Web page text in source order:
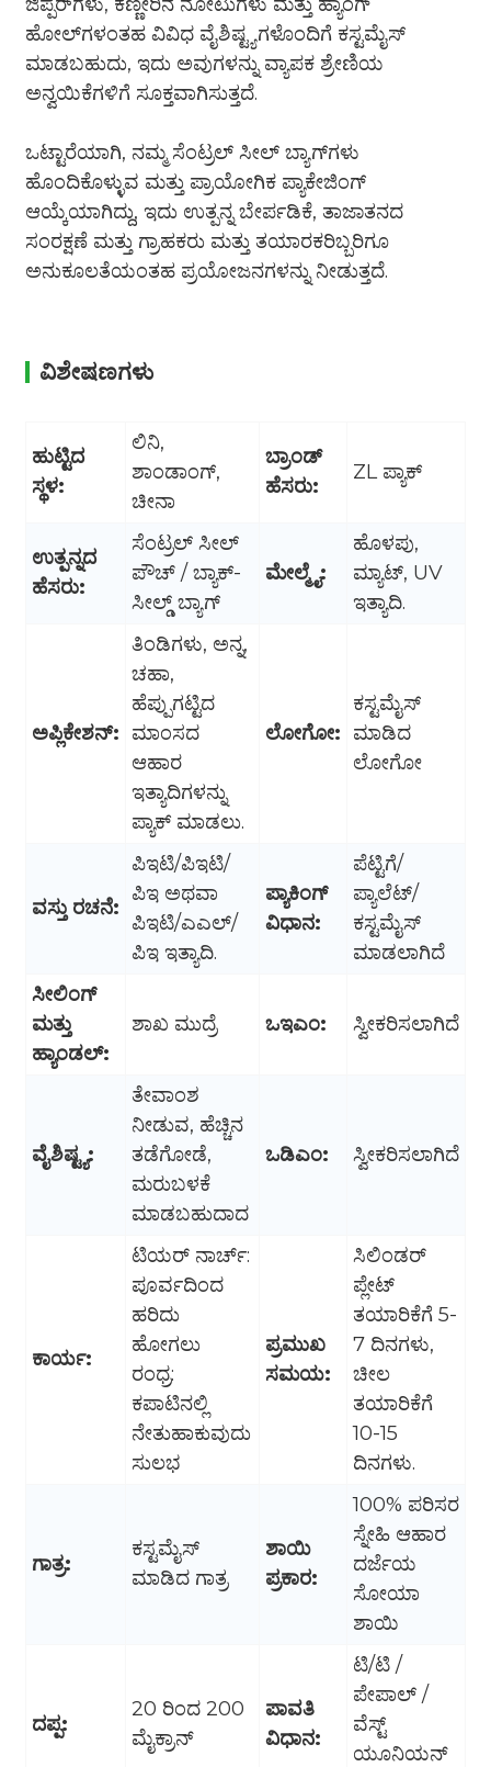
ಹೋಲ್‌ಗಳಂತಹ ವಿವಿಧ ವೈಶಿಷ್ಟ್ಯಗಳೊಂದಿಗೆ ಕಸ್ಟಮೈಸ್
ಮಾಡಬಹುದು, ಇದು ಅವುಗಳನ್ನು ವ್ಯಾಪಕ ಶ್ರೇಣಿಯ
ಅನ್ವಯಿಕೆಗಳಿಗೆ ಸೂಕ್ತವಾಗಿಸುತ್ತದೆ.
ಒಟ್ಟಾರೆಯಾಗಿ, ನಮ್ಮ ಸೆಂಟ್ರಲ್ ಸೀಲ್ ಬ್ಯಾಗ್‌ಗಳು
ಹೊಂದಿಕೊಳ್ಳುವ ಮತ್ತು ಪ್ರಾಯೋಗಿಕ ಪ್ಯಾಕೇಜಿಂಗ್
ಆಯ್ಕೆಯಾಗಿದ್ದು, ಇದು ಉತ್ಪನ್ನ ಬೇರ್ಪಡಿಕೆ, ತಾಜಾತನದ
ಸಂರಕ್ಷಣೆ ಮತ್ತು ಗ್ರಾಹಕರು ಮತ್ತು ತಯಾರಕರಿಬ್ಬರಿಗೂ
ಅನುಕೂಲತೆಯಂತಹ ಪ್ರಯೋಜನಗಳನ್ನು ನೀಡುತ್ತದೆ.
ವಿಶೇಷಣಗಳು
ಹುಟ್ಟಿದ
ಸ್ಥಳ:
ಲಿನಿ,
ಶಾಂಡಾಂಗ್,
ಚೀನಾ
ಬ್ರಾಂಡ್
ಹೆಸರು:
ZL ಪ್ಯಾಕ್
ಉತ್ಪನ್ನದ
ಹೆಸರು:
ಸೆಂಟ್ರಲ್ ಸೀಲ್
ಪೌಚ್ / ಬ್ಯಾಕ್-
ಸೀಲ್ಡ್ ಬ್ಯಾಗ್
ಮೇಲ್ಮೈ:
ಹೊಳಪು,
ಮ್ಯಾಟ್, UV
ಇತ್ಯಾದಿ.
ಅಪ್ಲಿಕೇಶನ್:
ತಿಂಡಿಗಳು, ಅನ್ನ,
ಚಹಾ,
ಹೆಪ್ಪುಗಟ್ಟಿದ
ಮಾಂಸದ
ಆಹಾರ
ಇತ್ಯಾದಿಗಳನ್ನು
ಪ್ಯಾಕ್ ಮಾಡಲು.
ಲೋಗೋ:
ಕಸ್ಟಮೈಸ್
ಮಾಡಿದ
ಲೋಗೋ
ವಸ್ತು ರಚನೆ:
ಪಿಇಟಿ/ಪಿಇಟಿ/
ಪಿಇ ಅಥವಾ
ಪಿಇಟಿ/ಎಎಲ್/
ಪಿಇ ಇತ್ಯಾದಿ.
ಪ್ಯಾಕಿಂಗ್
ವಿಧಾನ:
ಪೆಟ್ಟಿಗೆ/
ಪ್ಯಾಲೆಟ್/
ಕಸ್ಟಮೈಸ್
ಮಾಡಲಾಗಿದೆ
ಸೀಲಿಂಗ್
ಮತ್ತು
ಹ್ಯಾಂಡಲ್:
ಶಾಖ ಮುದ್ರೆ ಒಇಎಂ: ಸ್ವೀಕರಿಸಲಾಗಿದೆ
ವೈಶಿಷ್ಟ್ಯ:
ತೇವಾಂಶ
ನೀಡುವ, ಹೆಚ್ಚಿನ
ತಡೆಗೋಡೆ,
ಮರುಬಳಕೆ
ಮಾಡಬಹುದಾದ
ಒಡಿಎಂ: ಸ್ವೀಕರಿಸಲಾಗಿದೆ
ಕಾರ್ಯ:
ಟಿಯರ್ ನಾರ್ಚ್:
ಪೂರ್ವದಿಂದ
ಹರಿದು
ಹೋಗಲು
ರಂಧ್ರ:
ಕಪಾಟಿನಲ್ಲಿ
ನೇತುಹಾಕುವುದು
ಸುಲಭ
ಪ್ರಮುಖ
ಸಮಯ:
ಸಿಲಿಂಡರ್
ಪ್ಲೇಟ್
ತಯಾರಿಕೆಗೆ 5-
7 ದಿನಗಳು,
ಚೀಲ
ತಯಾರಿಕೆಗೆ
10-15
ದಿನಗಳು.
ಗಾತ್ರ:
ಕಸ್ಟಮೈಸ್
ಮಾಡಿದ ಗಾತ್ರ
ಶಾಯಿ
ಪ್ರಕಾರ:
100% ಪರಿಸರ
ಸ್ನೇಹಿ ಆಹಾರ
ದರ್ಜೆಯ
ಸೋಯಾ
ಶಾಯಿ
ದಪ್ಪ:
20 ರಿಂದ 200
ಮೈಕ್ರಾನ್
ಪಾವತಿ
ವಿಧಾನ:
ಟಿ/ಟಿ /
ಪೇಪಾಲ್ /
ವೆಸ್ಟ್
ಯೂನಿಯನ್